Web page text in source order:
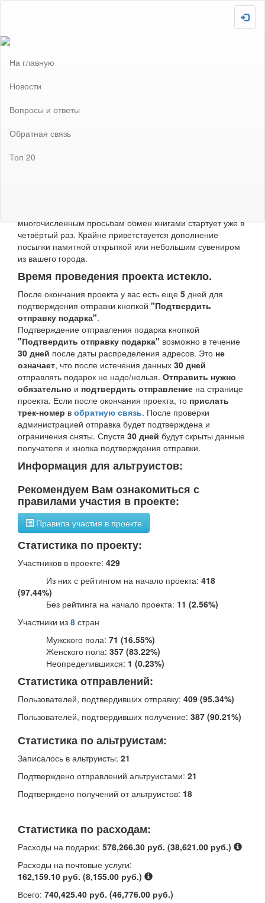
На главную
Новости
Вопросы и ответы
Обратная связь
Топ 20
Прошедшие проекты
Проект: Книгообмен-2022
Время проведения проекта истекло.
многочисленным просьбам обмен книгами стартует уже в
четвёртый раз. Крайне приветствуется дополнение
посылки памятной открыткой или небольшим сувениром
из вашего города.
Время проведения проекта истекло.
После окончания проекта у вас есть еще 5 дней для
подтверждения отправки кнопкой "Подтвердить
отправку подарка".
Подтверждение отправления подарка кнопкой
"Подтвердить отправку подарка" возможно в течение
30 дней после даты распределения адресов. Это не
означает, что после истечения данных 30 дней
отправлять подарок не надо/нельзя. Отправить нужно
обязательно и подтвердить отправление на странице
проекта. Если после окончания проекта, то прислать
трек-номер в обратную связь. После проверки
администрацией отправка будет подтверждена и
ограничения сняты. Спустя 30 дней будут скрыты данные
получателя и кнопка подтверждения отправки.
Информация для альтруистов:
Рекомендуем Вам ознакомиться с
правилами участия в проекте:
Правила участия в проекте
Статистика по проекту:
Участников в проекте: 429
Из них с рейтингом на начало проекта: 418
(97.44%)
Без рейтинга на начало проекта: 11 (2.56%)
Участники из 8 стран
Мужского пола: 71 (16.55%)
Женского пола: 357 (83.22%)
Неопределившихся: 1 (0.23%)
Статистика отправлений:
Пользователей, подтвердивших отправку: 409 (95.34%)
Пользователей, подтвердивших получение: 387 (90.21%)
Статистика по альтруистам:
Записалось в альтруисты: 21
Подтверждено отправлений альтруистами: 21
Подтверждено получений от альтруистов: 18
Статистика по расходам:
Расходы на подарки: 578,266.30 руб. (38,621.00 руб.)
Расходы на почтовые услуги:
162,159.10 руб. (8,155.00 руб.)
Всего: 740,425.40 руб. (46,776.00 руб.)